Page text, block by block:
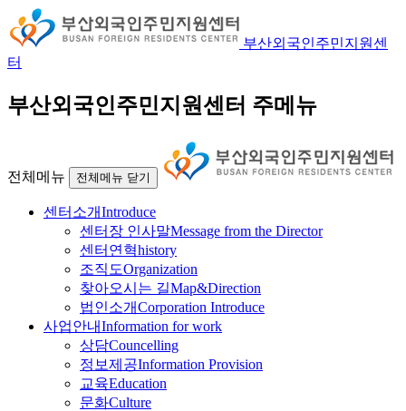
부산외국인주민지원센
터
부산외국인주민지원센터 주메뉴
전체메뉴 전체메뉴 닫기
센터소개Introduce
센터장 인사말Message from the Director
센터연혁history
조직도Organization
찾아오시는 길Map&Direction
법인소개Corporation Introduce
사업안내Information for work
상담Councelling
정보제공Information Provision
교육Education
문화Culture